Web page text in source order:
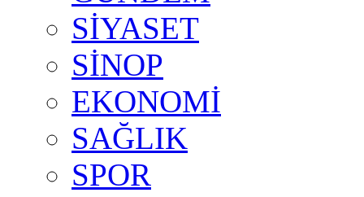
SİYASET
SİNOP
EKONOMİ
SAĞLIK
SPOR